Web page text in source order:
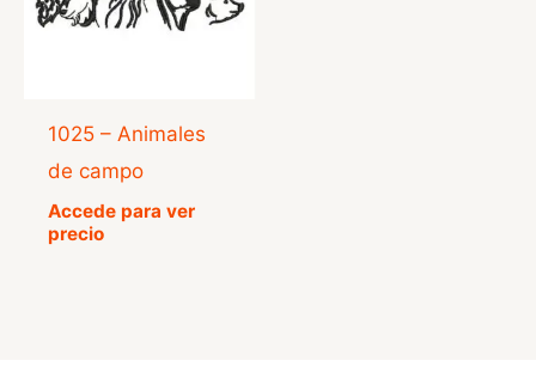
1025 – Animales
de campo
Accede para ver
precio